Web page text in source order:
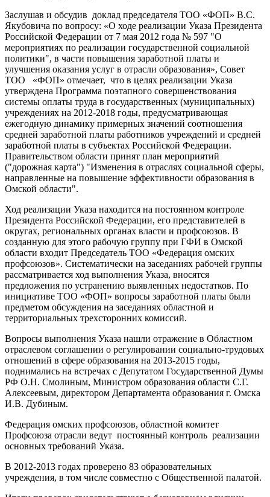
Заслушав и обсудив доклад председателя ТОО «ФОП» В.С.
Якубовича по вопросу: «О ходе реализации Указа Президента
Российской Федерации от 7 мая 2012 года № 597 "О
мероприятиях по реализации государственной социальной
политики", в части повышения заработной платы и
улучшения оказания услуг в отрасли образования», Совет
ТОО «ФОП» отмечает, что в целях реализации Указа
утверждена Программа поэтапного совершенствования
системы оплаты труда в государственных (муниципальных)
учреждениях на 2012-2018 годы, предусматривающая
ежегодную динамику примерных значений соотношения
средней заработной платы работников учреждений и средней
заработной платы в субъектах Российской Федерации.
Правительством области принят план мероприятий
("дорожная карта") "Изменения в отраслях социальной сферы,
направленные на повышение эффективности образования в
Омской области".
Ход реализации Указа находится на постоянном контроле
Президента Российской Федерации, его представителей в
округах, региональных органах власти и профсоюзов. В
созданную для этого рабочую группу при ГФИ в Омской
области входит Председатель ТОО «Федерация омских
профсоюзов». Систематически на заседаниях рабочей группы
рассматривается ход выполнения Указа, вносятся
предложения по устранению выявленных недостатков. По
инициативе ТОО «ФОП» вопросы заработной платы были
предметом обсуждения на заседаниях областной и
территориальных трехсторонних комиссий.
Вопросы выполнения Указа нашли отражение в Областном
отраслевом соглашении о регулировании социально-трудовых
отношений в сфере образования на 2013-2015 годы,
поднимались на встречах с Депутатом Государственной Думы
РФ О.Н. Смолиным, Министром образования области С.Г.
Алексеевым, директором Департамента образования г. Омска
И.В. Дубиным.
Федерация омских профсоюзов, областной комитет
Профсоюза отрасли ведут постоянный контроль реализации
основных требований Указа.
В 2012-2013 годах проверено 83 образовательных
учреждения, в том числе совместно с Общественной палатой.